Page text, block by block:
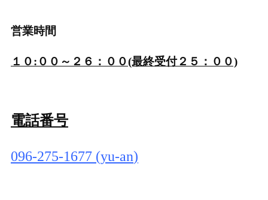
営業時間
１０:００～２６：００(最終受付２５：００)
電話番号
096-275-1677 (yu-an)